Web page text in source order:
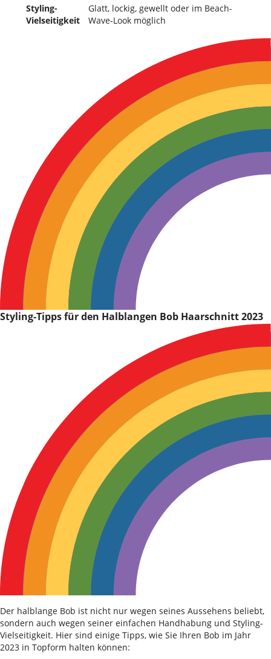
Styling-
Vielseitigkeit
Glatt, lockig, gewellt oder im Beach-
Wave-Look möglich
Styling-Tipps für den Halblangen Bob Haarschnitt 2023
Der halblange Bob ist nicht nur wegen seines Aussehens beliebt,
sondern auch wegen seiner einfachen Handhabung und Styling-
Vielseitigkeit. Hier sind einige Tipps, wie Sie Ihren Bob im Jahr
2023 in Topform halten können: